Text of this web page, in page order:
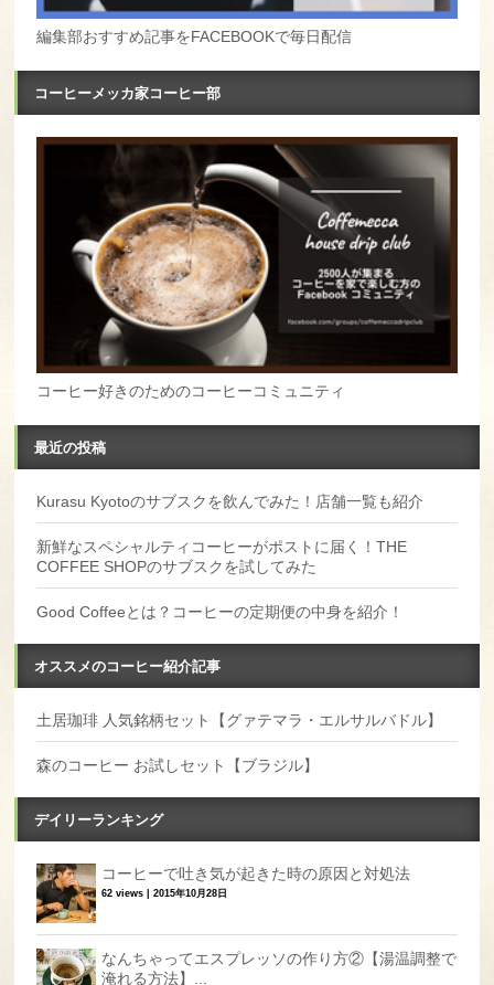
編集部おすすめ記事をFACEBOOKで毎日配信
コーヒーメッカ家コーヒー部
コーヒー好きのためのコーヒーコミュニティ
最近の投稿
Kurasu Kyotoのサブスクを飲んでみた！店舗一覧も紹介
新鮮なスペシャルティコーヒーがポストに届く！THE
COFFEE SHOPのサブスクを試してみた
Good Coffeeとは？コーヒーの定期便の中身を紹介！
オススメのコーヒー紹介記事
土居珈琲 人気銘柄セット【グァテマラ・エルサルバドル】
森のコーヒー お試しセット【ブラジル】
デイリーランキング
コーヒーで吐き気が起きた時の原因と対処法
62 views |2015年10月28日
なんちゃってエスプレッソの作り方②【湯温調整で
淹れる方法】...